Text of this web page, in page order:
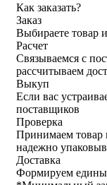
Как заказать?
Заказ
Выбираете товар
Расчет
Связываемся с
рассчитываем
Выкуп
Если вас
поставщиков
Проверка
Принимаем товар
надежно
Доставка
Формируем